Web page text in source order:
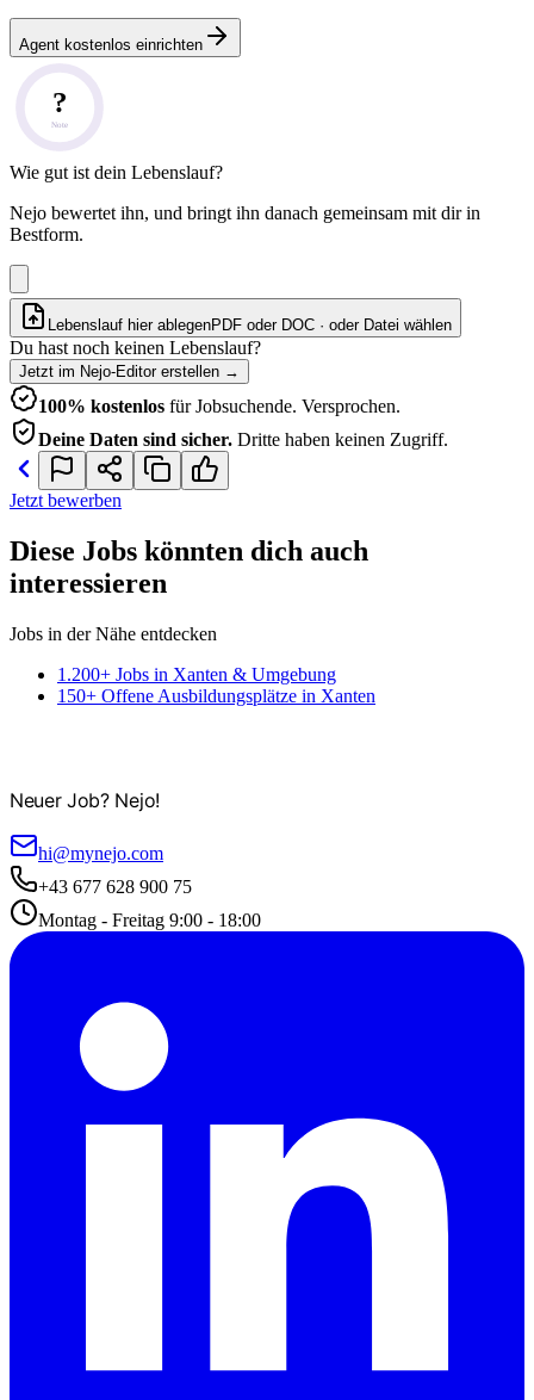
Agent kostenlos einrichten
?
Note
Wie gut ist dein Lebenslauf?
Nejo bewertet ihn, und bringt ihn danach gemeinsam mit dir in
Bestform.
Lebenslauf hier ablegenPDF oder DOC · oder Datei wählen
Du hast noch keinen Lebenslauf?
Jetzt im Nejo-Editor erstellen →
100% kostenlos für Jobsuchende. Versprochen.
Deine Daten sind sicher. Dritte haben keinen Zugriff.
Jetzt bewerben
Diese Jobs könnten dich auch
interessieren
Jobs in der Nähe entdecken
1.200+ Jobs in Xanten & Umgebung
150+ Offene Ausbildungsplätze in Xanten
Neuer Job? Nejo!
hi@mynejo.com
+43 677 628 900 75
Montag - Freitag 9:00 - 18:00